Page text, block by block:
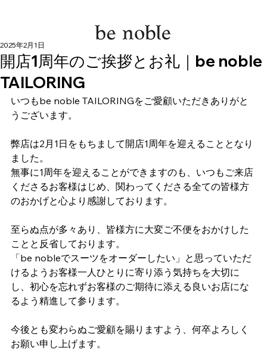
開店1周年のご挨拶とお礼｜be noble
TAILORING
2025年2月1日
いつもbe noble TAILORINGをご愛顧いただきありがと
うございます。
弊店は2月1日をもちまして開店1周年を迎えることとなり
ました。
無事に1周年を迎えることができますのも、いつもご来店
くださるお客様はじめ、関わってくださる全ての皆様方
のおかげと心より感謝しております。
至らぬ点が多々あり、皆様方に大変ご不便をおかけした
ことと反省しております。
「be nobleでスーツをオーダーしたい」と思っていただ
けるようお客様一人ひとりに寄り添う気持ちを大切に
し、初心を忘れずお客様のご期待に添える良いお店にな
るよう精進して参ります。
今後とも変わらぬご愛顧を賜りますよう、何卒よろしく
お願い申し上げます。